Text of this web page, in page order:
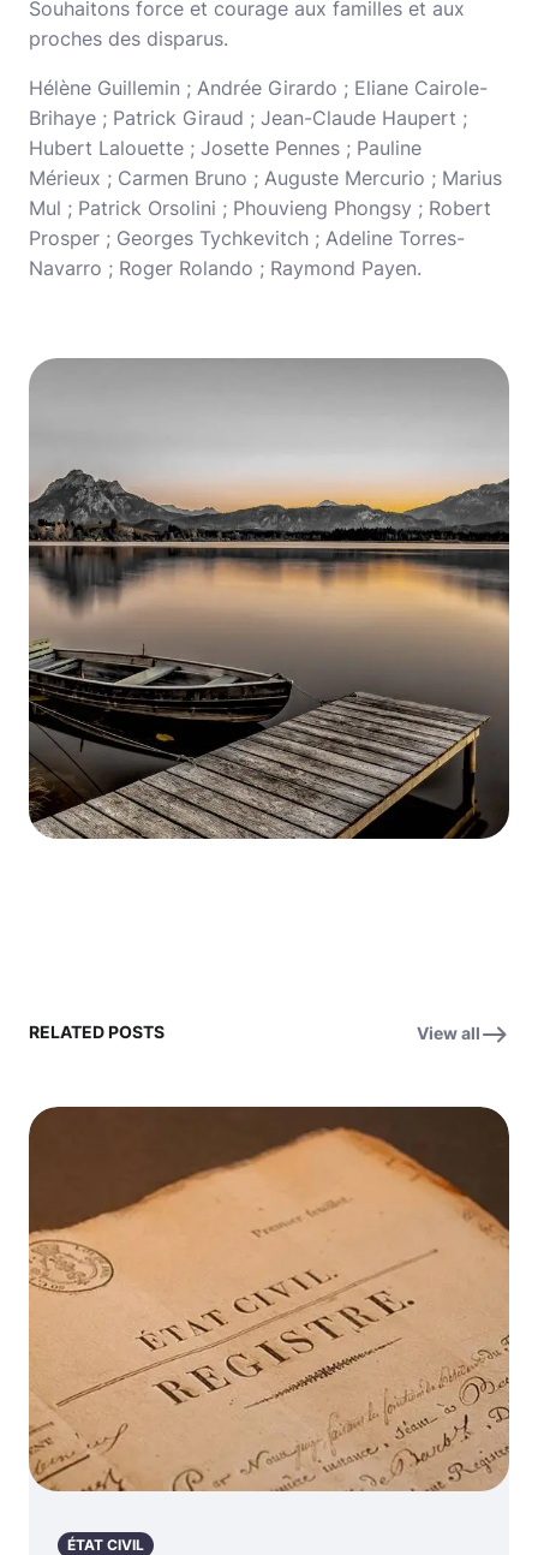
Souhaitons force et courage aux familles et aux
proches des disparus.
Hélène Guillemin ; Andrée Girardo ; Eliane Cairole-
Brihaye ; Patrick Giraud ; Jean-Claude Haupert ;
Hubert Lalouette ; Josette Pennes ; Pauline
Mérieux ; Carmen Bruno ; Auguste Mercurio ; Marius
Mul ; Patrick Orsolini ; Phouvieng Phongsy ; Robert
Prosper ; Georges Tychkevitch ; Adeline Torres-
Navarro ; Roger Rolando ; Raymond Payen.
RELATED POSTS View all
ÉTAT CIVIL